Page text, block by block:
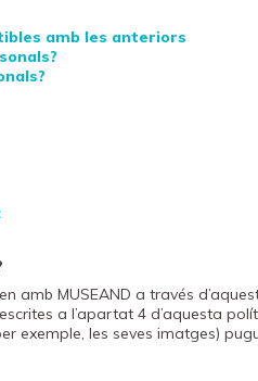
amb les anteriors
amb MUSEAND a través
a l’apartat 4 d’aquesta
exemple, les seves imatges)